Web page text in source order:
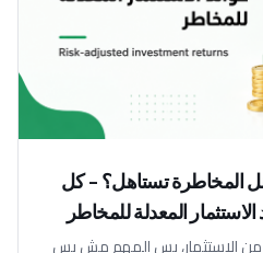
تستاهل؟ - كل
المعدلة للمخاطر
الاستثمار، بس المهم مش بس